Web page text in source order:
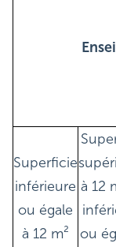
Superficie
inférieure
ou égale
à 12 m²
à 12
ou